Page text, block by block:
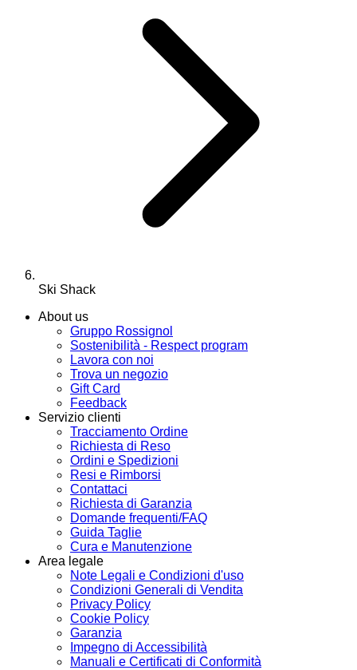
Ski Shack
About us
Gruppo Rossignol
Sostenibilità - Respect program
Lavora con noi
Trova un negozio
Gift Card
Feedback
Servizio clienti
Tracciamento Ordine
Richiesta di Reso
Ordini e Spedizioni
Resi e Rimborsi
Contattaci
Richiesta di Garanzia
Domande frequenti/FAQ
Guida Taglie
Cura e Manutenzione
Area legale
Note Legali e Condizioni d'uso
Condizioni Generali di Vendita
Privacy Policy
Cookie Policy
Garanzia
Impegno di Accessibilità
Manuali e Certificati di Conformità